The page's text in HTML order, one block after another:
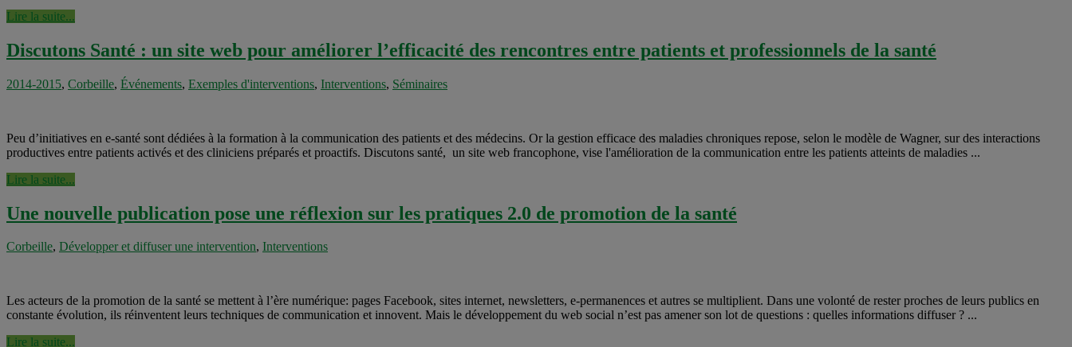
Lire la suite...
Discutons Santé : un site web pour améliorer l’efficacité des rencontres entre patients et professionnels de la santé
2014-2015, Corbeille, Événements, Exemples d'interventions, Interventions, Séminaires
Peu d’initiatives en e-santé sont dédiées à la formation à la communication des patients et des médecins. Or la gestion efficace des maladies chroniques repose, selon le modèle de Wagner, sur des interactions
productives entre patients activés et des cliniciens préparés et proactifs. Discutons santé, un site web francophone, vise l'amélioration de la communication entre les patients atteints de maladies ...
Lire la suite...
Une nouvelle publication pose une réflexion sur les pratiques 2.0 de promotion de la santé
Corbeille, Développer et diffuser une intervention, Interventions
Les acteurs de la promotion de la santé se mettent à l’ère numérique: pages Facebook, sites internet, newsletters, e-permanences et autres se multiplient. Dans une volonté de rester proches de leurs publics en
constante évolution, ils réinventent leurs techniques de communication et innovent. Mais le développement du web social n’est pas amener son lot de questions : quelles informations diffuser ? ...
Lire la suite...